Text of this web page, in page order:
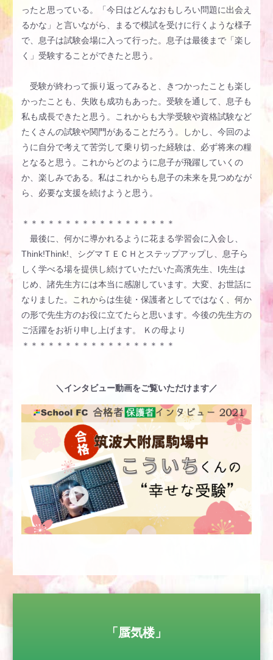
ったと思っている。「今日はどんなおもしろい問題に出会え
るかな」と言いながら、まるで模試を受けに行くような様子
で、息子は試験会場に入って行った。息子は最後まで「楽し
く」受験することができたと思う。
受験が終わって振り返ってみると、きつかったことも楽し
かったことも、失敗も成功もあった。受験を通して、息子も
私も成長できたと思う。これからも大学受験や資格試験など
たくさんの試験や関門があることだろう。しかし、今回のよ
うに自分で考えて苦労して乗り切った経験は、必ず将来の糧
となると思う。これからどのように息子が飛躍していくの
か、楽しみである。私はこれからも息子の未来を見つめなが
ら、必要な支援を続けようと思う。
＊＊＊＊＊＊＊＊＊＊＊＊＊＊＊＊＊＊
最後に、何かに導かれるように花まる学習会に入会し、
Think!Think!、シグマＴＥＣＨとステップアップし、息子ら
しく学べる場を提供し続けていただいた高濱先生、I先生は
じめ、諸先生方には本当に感謝しています。大変、お世話に
なりました。これからは生徒・保護者としてではなく、何か
の形で先生方のお役に立てたらと思います。今後の先生方の
ご活躍をお祈り申し上げます。 Ｋの母より
＊＊＊＊＊＊＊＊＊＊＊＊＊＊＊＊＊＊
＼インタビュー動画をご覧いただけます／
「蜃気楼」